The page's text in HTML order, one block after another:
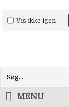
Vis ikke igen
MENU